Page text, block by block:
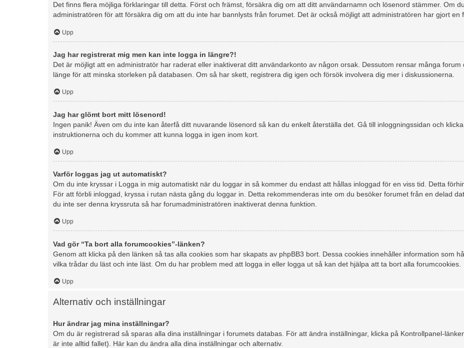
Det finns flera möjliga förklaringar till detta. Först och främst, försäkra dig om att ditt användarnamn och lösenord stämmer. Om
administratören för att försäkra dig om att du inte har bannlysts från forumet. Det är också möjligt att administratören har gjort en
Upp
Jag har registrerat mig men kan inte logga in längre?!
Det är möjligt att en administratör har raderat eller inaktiverat ditt användarkonto av någon orsak. Dessutom rensar många
länge för att minska storleken på databasen. Om så har skett, registrera dig igen och försök involvera dig mer i diskussionerna.
Upp
Jag har glömt bort mitt lösenord!
Ingen panik! Även om du inte kan återfå ditt nuvarande lösenord så kan du enkelt återställa det. Gå till inloggningssidan och
instruktionerna och du kommer att kunna logga in igen inom kort.
Upp
Varför loggas jag ut automatiskt?
Om du inte kryssar i Logga in mig automatiskt när du loggar in så kommer du endast att hållas inloggad för en viss tid. Detta
För att förbli inloggad, kryssa i rutan nästa gång du loggar in. Detta rekommenderas inte om du besöker forumet från en delad
du inte ser denna kryssruta så har forumadministratören inaktiverat denna funktion.
Upp
Vad gör “Ta bort alla forumcookies”-länken?
Genom att klicka på den länken så tas alla cookies som har skapats av phpBB3 bort. Dessa cookies innehåller information som
vilka trådar du läst och inte läst. Om du har problem med att logga in eller logga ut så kan det hjälpa att ta bort alla forumcookies.
Upp
Alternativ och inställningar
Hur ändrar jag mina inställningar?
Om du är registrerad så sparas alla dina inställningar i forumets databas. För att ändra inställningar, klicka på Kontrollpanel-
är inte alltid fallet). Här kan du ändra alla dina inställningar och alternativ.